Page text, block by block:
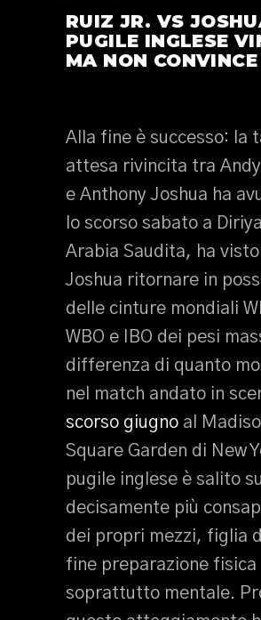
RUIZ JR. VS
PUGILE INGLESE
MA NON CONVINCE
Alla fine è successo: la
attesa rivincita tra
e Anthony Joshua ha
lo scorso sabato a
Arabia Saudita, ha
Joshua ritornare in
delle cinture mondiali
WBO e IBO dei pesi
differenza di quanto
nel match andato in
scorso giugno al
Square Garden di New
pugile inglese è salito
decisamente più
dei propri mezzi, figlia
fine preparazione fisica
soprattutto mentale.